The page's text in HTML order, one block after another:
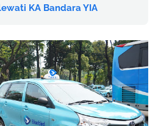
KA Bandara YIA